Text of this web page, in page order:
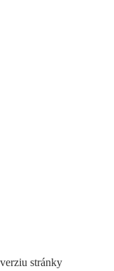
stránky